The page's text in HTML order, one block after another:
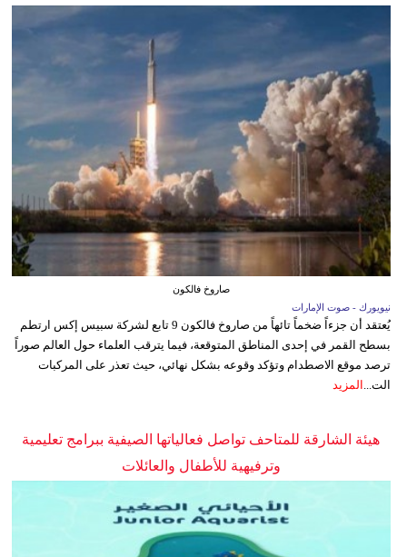
صاروخ فالكون
نيويورك - صوت الإمارات
يُعتقد أن جزءاً ضخماً تائهاً من صاروخ فالكون 9 تابع لشركة سبيس إكس ارتطم
بسطح القمر في إحدى المناطق المتوقعة، فيما يترقب العلماء حول العالم صوراً
ترصد موقع الاصطدام وتؤكد وقوعه بشكل نهائي، حيث تعذر على المركبات
الت...
المزيد
هيئة الشارقة للمتاحف تواصل فعالياتها الصيفية ببرامج تعليمية
وترفيهية للأطفال والعائلات